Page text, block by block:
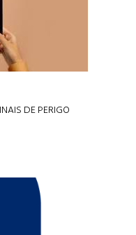
DE PERIGO